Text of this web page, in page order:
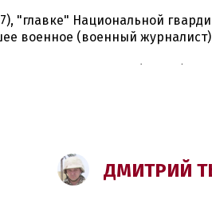
"главке" Национальной
военное (военный
Сопротивление"
ДМИТРИЙ